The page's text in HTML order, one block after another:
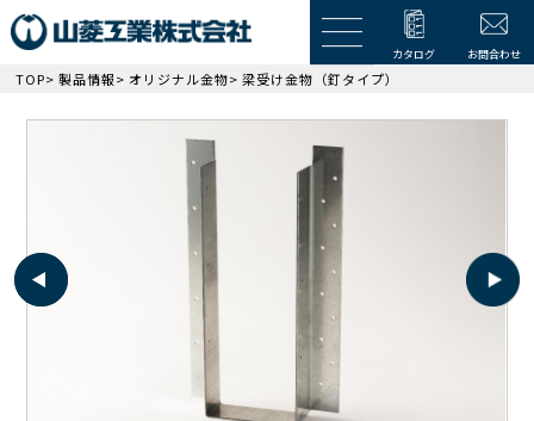
カタログ お問合わせ
TOP>製品情報> オリジナル金物> 梁受け金物（釘タイプ）